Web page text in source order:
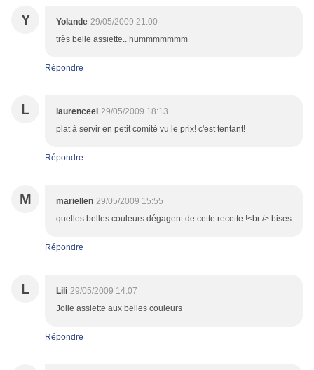
Y Yolande 29/05/2009 21:00
très belle assiette.. hummmmmmm
Répondre
L laurenceel 29/05/2009 18:13
plat à servir en petit comité vu le prix! c'est tentant!
Répondre
M mariellen 29/05/2009 15:55
quelles belles couleurs dégagent de cette recette !<br /> bises
Répondre
L Lili 29/05/2009 14:07
Jolie assiette aux belles couleurs
Répondre